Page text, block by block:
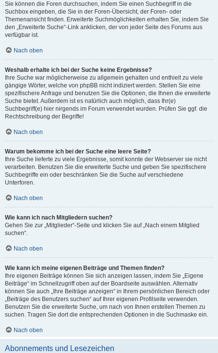
Sie können die Foren durchsuchen, indem Sie einen Suchbegriff in die
Suchbox eingeben, die Sie in der Foren-Übersicht, der Foren- oder
Themenansicht finden. Erweiterte Suchmöglichkeiten erhalten Sie, indem Sie
den „Erweiterte Suche“-Link anklicken, der von jeder Seite des Forums aus
verfügbar ist.
Nach oben
Weshalb erhalte ich bei der Suche keine Ergebnisse?
Ihre Suche war möglicherweise zu allgemein gehalten und enthielt zu viele
gängige Wörter, welche von phpBB nicht indiziert werden. Stellen Sie eine
spezifischere Anfrage und benutzen Sie die Optionen, die Ihnen die erweiterte
Suche bietet. Außerdem ist es natürlich auch möglich, dass Ihr(e)
Suchbegriff(e) hier nirgends im Forum verwendet wurden. Prüfen Sie ggf. die
Rechtschreibung der Begriffe!
Nach oben
Warum bekomme ich bei der Suche eine leere Seite?
Ihre Suche lieferte zu viele Ergebnisse, somit konnte der Webserver sie nicht
verarbeiten. Benutzen Sie die erweiterte Suche und geben Sie spezifischere
Suchbegriffe ein oder beschränken Sie die Suche auf verschiedene
Unterforen.
Nach oben
Wie kann ich nach Mitgliedern suchen?
Gehen Sie zur „Mitglieder“-Seite und klicken Sie auf „Nach einem Mitglied
suchen“.
Nach oben
Wie kann ich meine eigenen Beiträge und Themen finden?
Ihre eigenen Beiträge können Sie sich anzeigen lassen, indem Sie „Eigene
Beiträge“ im Schnellzugriff oben auf der Boardseite auswählen. Alternativ
können Sie auch „Ihre Beiträge anzeigen“ in Ihrem persönlichen Bereich oder
„Beiträge des Benutzers suchen“ auf Ihrer eigenen Profilseite verwenden.
Benutzen Sie die erweiterte Suche, um nach von Ihnen erstellen Themen zu
suchen. Tragen Sie dort die entsprechenden Optionen in die Suchmaske ein.
Nach oben
Abonnements und Lesezeichen